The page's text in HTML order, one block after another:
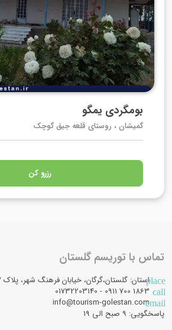
بومگردی یمگو
گمیشان ، روستای قلعه جیق گوچک
رزرو کن
تماس با توریسم گلستان
placeاستان: گلستان،گرگان، خیابان فرهنگ شهر، پلاک 17، طبقه: همکف،
call
email
info@tourism-golestan.com
پاسخگویی: ۹ صبح الی 19